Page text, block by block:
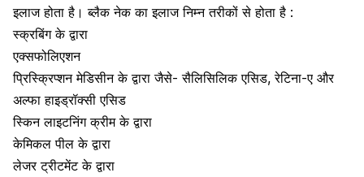
इलाज होता है। ब्लैक नेक का इलाज निम्न तरीकों से होता है :
स्क्रबिंग के द्वारा
एक्सफोलिएशन
प्रिस्क्रिप्शन मेडिसीन के द्वारा जैसे- सैलिसिलिक एसिड, रेटिना-ए और
अल्फा हाइड्रॉक्सी एसिड
स्किन लाइटनिंग क्रीम के द्वारा
केमिकल पील के द्वारा
लेजर ट्रीटमेंट के द्वारा